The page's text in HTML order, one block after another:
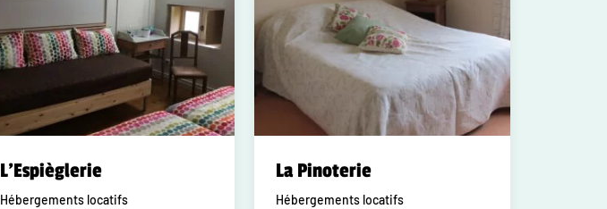
L'Espièglerie
Hébergements locatifs
La Pinoterie
Hébergements locatifs